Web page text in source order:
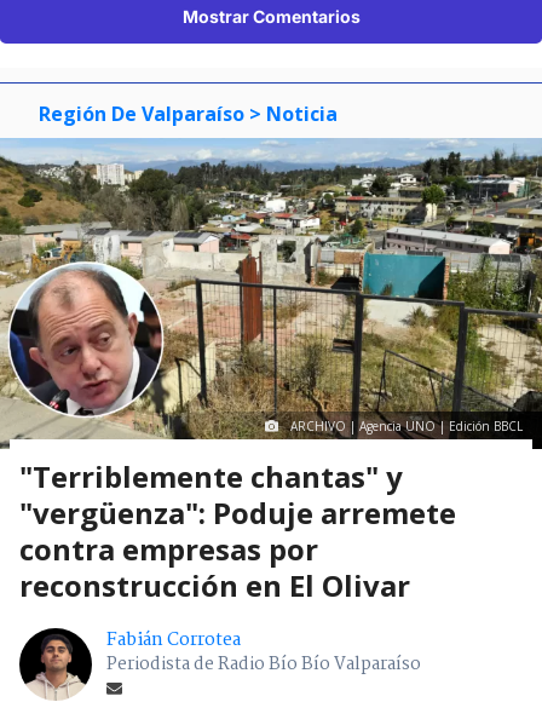
Mostrar Comentarios
Región De Valparaíso > Noticia
ARCHIVO | Agencia UNO | Edición BBCL
"Terriblemente chantas" y
"vergüenza": Poduje arremete
contra empresas por
reconstrucción en El Olivar
Fabián Corrotea
Periodista de Radio Bío Bío Valparaíso